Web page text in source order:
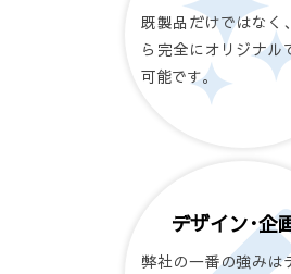
既製品だけではなく
ら完全にオリジナル
可能です。
デザイン･企
弊社の一番の強みは